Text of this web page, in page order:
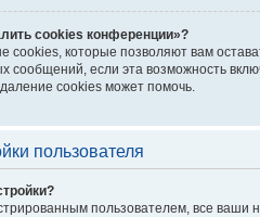
cookies конференции»?
cookies, которые позволяют вам
сообщений, если эта возможность
cookies может помочь.
пользователя
пользователем, все